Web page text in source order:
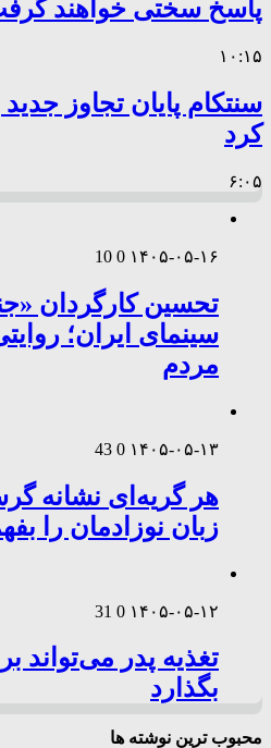
پاسخ سختی خواهند
۱۰:۱۵
سنتکام پایان تجاوز جدید
کرد
۶:۰۵
۱۴۰۵-۰۵-۱۶ 0
10
تحسین کارگردان
سینمای ایران؛
مردم
۱۴۰۵-۰۵-۱۳ 0
43
هر گریه‌ای نشانه
زبان نوزادمان را
۱۴۰۵-۰۵-۱۲ 0
31
تغذیه پدر می‌تواند
بگذارد
محبوب ترین نوشته ها